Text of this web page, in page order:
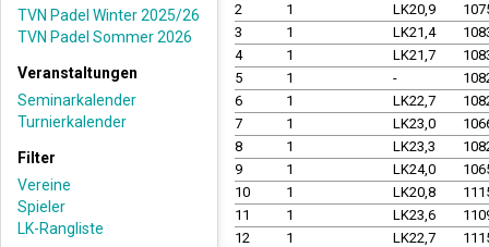
TVN Padel Winter 2025/26
TVN Padel Sommer 2026
Veranstaltungen
Seminarkalender
Turnierkalender
Filter
Vereine
Spieler
LK-Rangliste
2
1 LK20,9
3
1 LK21,4
4
1 LK21,7
5
1 -
6
1 LK22,7
7
1 LK23,0
8
1 LK23,3
9
1 LK24,0
10
1 LK20,8
11
1 LK23,6
12
1 LK22,7